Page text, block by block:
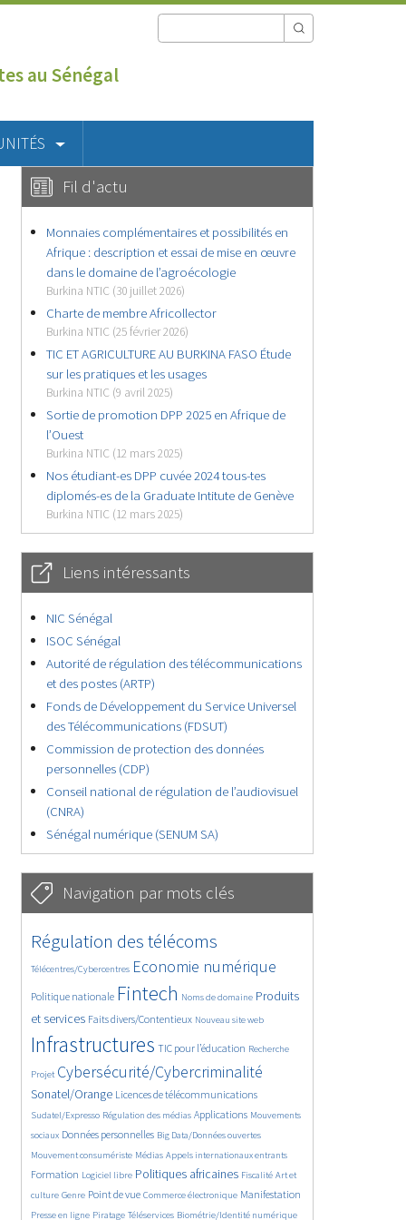
au Sénégal
Fil d'actu
Monnaies complémentaires et possibilités en
Afrique : description et essai de mise en œuvre
dans le domaine de l’agroécologie
Burkina NTIC (30 juillet 2026)
Charte de membre Africollector
Burkina NTIC (25 février 2026)
TIC ET AGRICULTURE AU BURKINA FASO Étude
sur les pratiques et les usages
Burkina NTIC (9 avril 2025)
Sortie de promotion DPP 2025 en Afrique de
l’Ouest
Burkina NTIC (12 mars 2025)
Nos étudiant-es DPP cuvée 2024 tous-tes
diplomés-es de la Graduate Intitute de Genève
Burkina NTIC (12 mars 2025)
Liens intéressants
NIC Sénégal
ISOC Sénégal
Autorité de régulation des télécommunications
et des postes (ARTP)
Fonds de Développement du Service Universel
des Télécommunications (FDSUT)
Commission de protection des données
personnelles (CDP)
Conseil national de régulation de l’audiovisuel
(CNRA)
Sénégal numérique (SENUM SA)
Navigation par mots clés
4602/5650
Régulation des télécoms
367/5650
Télécentres/Cybercentres
3668/5650 Economie numérique
1843/5650
Politique nationale Fintech Noms de domaine Produits
et services
1582/5650 Faits divers/Contentieux
831/5650 Nouveau site web
5650/5650
Infrastructures
1806/5650
TIC pour l’éducation
201/5650
Recherche
246/5650
Projet
3564/5650Cybersécurité/Cybercriminalité
2319/5650
Sonatel/Orange
1624/5650 Licences de télécommunications
279/5650
Sudatel/Expresso
1033/5650 Régulation des médias
1518/5650 Applications
1151/5650
Mouvements
sociaux
1660/5650Données personnelles
140/5650 Big Data/Données ouvertes
612/5650
Mouvement consumériste
375/5650 Médias
670/5650 Appels internationaux entrants
1731/5650
Formation
94/5650 Logiciel libre
2415/5650 Politiques africaines
1070/5650 Fiscalité
173/5650
Art et
culture
586/5650
Genre
1842/5650 Point de vue
1040/5650 Commerce électronique
1519/5650 Manifestation
334/5650
Presse en ligne
127/5650 Piratage
204/5650 Téléservices
1170/5650 Biométrie/Identité numérique
360/5650